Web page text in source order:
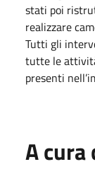
stati poi
realizzare
Tutti gli
tutte le
presenti
A cura